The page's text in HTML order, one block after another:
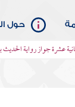
حول
عشرة جواز رواية الحديث